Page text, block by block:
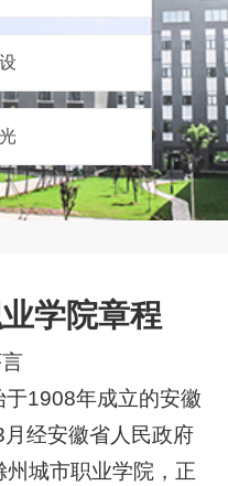
学院章程
1908年成立的安徽
经安徽省人民政府
城市职业学院，正